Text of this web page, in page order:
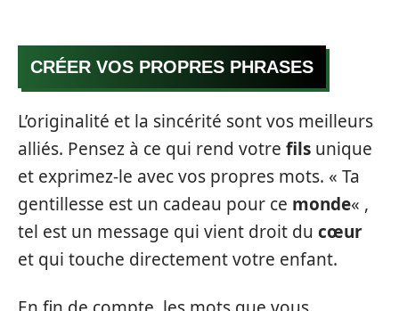
CRÉER VOS PROPRES PHRASES
L’originalité et la sincérité sont vos meilleurs
alliés. Pensez à ce qui rend votre fils unique
et exprimez-le avec vos propres mots. « Ta
gentillesse est un cadeau pour ce monde« ,
tel est un message qui vient droit du cœur
et qui touche directement votre enfant.